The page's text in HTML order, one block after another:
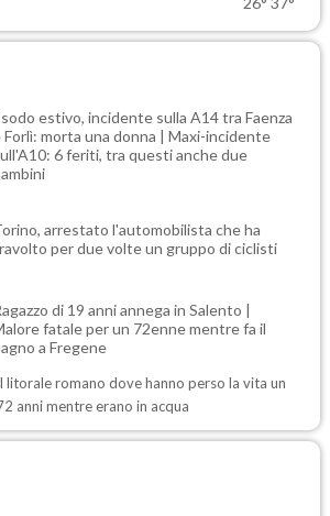
estivo, incidente sulla A14 tra Faenza
Forlì: morta una donna | Maxi-incidente
6 feriti, tra questi anche due
arrestato l'automobilista che ha
per due volte un gruppo di ciclisti
di 19 anni annega in Salento |
fatale per un 72enne mentre fa il
a Fregene
litorale romano dove hanno perso la vita un
anni mentre erano in acqua